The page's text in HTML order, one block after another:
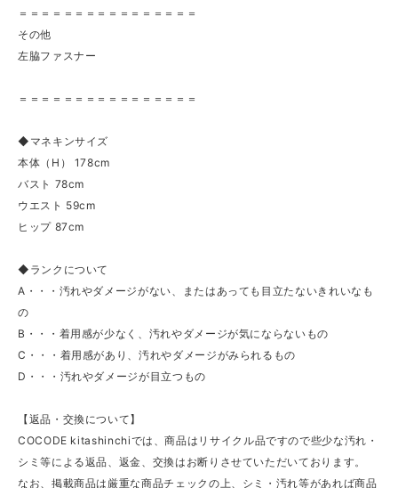
＝＝＝＝＝＝＝＝＝＝＝＝＝＝＝＝
その他
左脇ファスナー
＝＝＝＝＝＝＝＝＝＝＝＝＝＝＝＝
◆マネキンサイズ
本体（H） 178cm
バスト 78cm
ウエスト 59cm
ヒップ 87cm
◆ランクについて
A・・・汚れやダメージがない、またはあっても目立たないきれいなも
の
B・・・着用感が少なく、汚れやダメージが気にならないもの
C・・・着用感があり、汚れやダメージがみられるもの
D・・・汚れやダメージが目立つもの
【返品・交換について】
COCODE kitashinchiでは、商品はリサイクル品ですので些少な汚れ・
シミ等による返品、返金、交換はお断りさせていただいております。
なお、掲載商品は厳重な商品チェックの上、シミ・汚れ等があれば商品